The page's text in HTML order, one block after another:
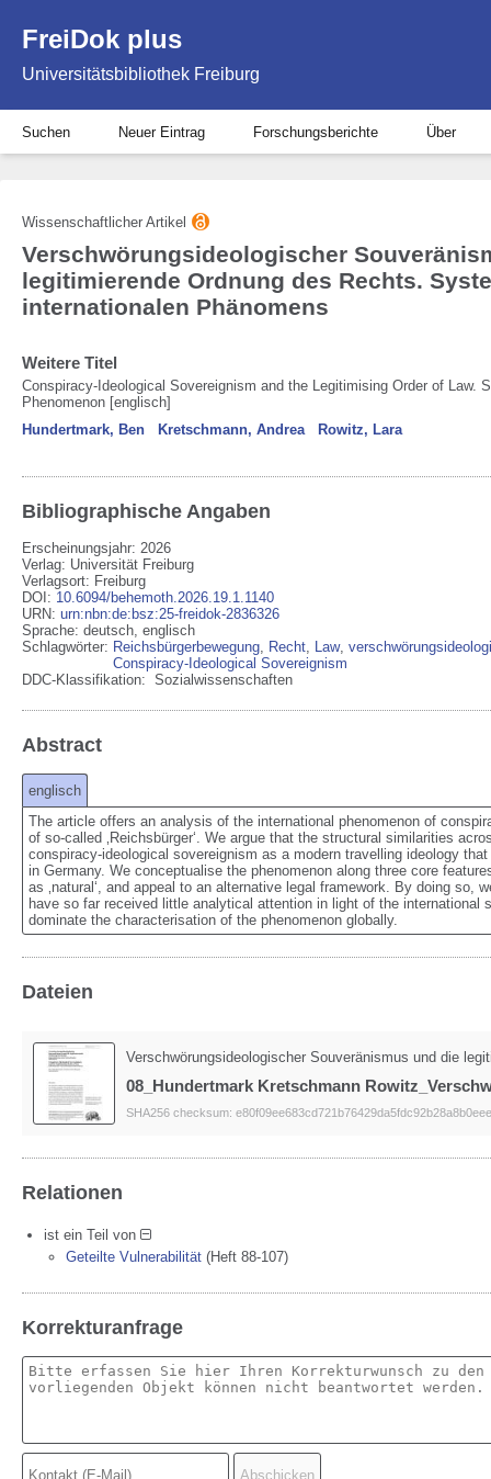
FreiDok plus
Universitätsbibliothek Freiburg
Suchen Neuer Eintrag Forschungsberichte Über
Wissenschaftlicher Artikel
Verschwörungsideologischer
legitimierende Ordnung des Rechts.
internationalen Phänomens
Weitere Titel
Conspiracy-Ideological Sovereignism and the Legitimising Order of Law.
Phenomenon [englisch]
Hundertmark, Ben
Kretschmann, Andrea Rowitz, Lara
Bibliographische Angaben
Erscheinungsjahr: 2026
Verlag: Universität Freiburg
Verlagsort: Freiburg
DOI : 10.6094/behemoth.2026.19.1.1140
URN: urn:nbn:de:bsz:25-freidok-2836326
Sprache: deutsch, englisch
Schlagwörter: Reichsbürgerbewegung, Recht, Law,
Conspiracy-Ideological Sovereignism
DDC-Klassifikation: Sozialwissenschaften
Abstract
englisch
The article offers an analysis of the international phenomenon of
of so-called ‚Reichsbürger‘. We argue that the structural similarities
conspiracy-ideological sovereignism as a modern travelling ideology
in Germany. We conceptualise the phenomenon along three core
as ‚natural‘, and appeal to an alternative legal framework. By doing so,
have so far received little analytical attention in light of the
dominate the characterisation of the phenomenon globally.
Dateien
Verschwörungsideologischer Souveränismus und die
08_Hundertmark Kretschmann
SHA256 checksum:
Relationen
ist ein Teil von
Geteilte Vulnerabilität (Heft 88-107)
Korrekturanfrage